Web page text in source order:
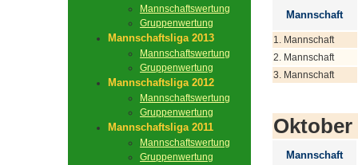
Mannschaftswertung
Gruppenwertung
Mannschaftsliga 2013
Mannschaftswertung
Gruppenwertung
Mannschaftsliga 2012
Mannschaftswertung
Gruppenwertung
Mannschaftsliga 2011
Mannschaftswertung
Gruppenwertung
Mannschaft
1. Mannschaft
2. Mannschaft
3. Mannschaft
Oktober
Mannschaft